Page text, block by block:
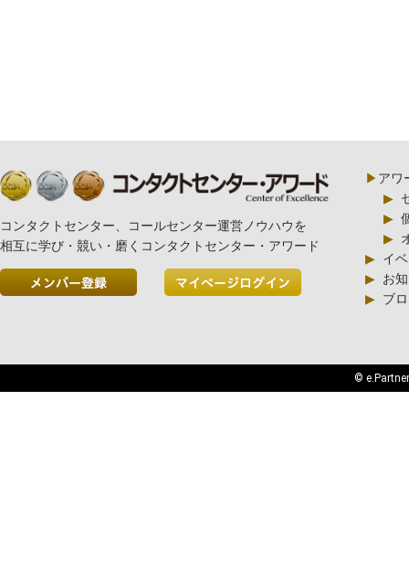
コンタクトセンター、コールセンター運営ノウハウを
相互に学び・競い・磨くコンタクトセンター・アワード
▶ アワ
▶
▶
▶
▶ イ
▶ お
▶ ブ
©